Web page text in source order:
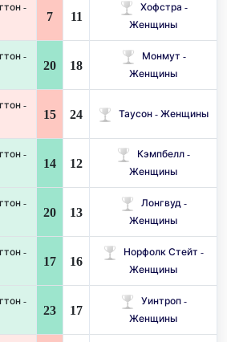
-
7 11
Хофстра -
Женщины
-
20 18
Монмут -
Женщины
-
15 24 Таусон - Женщины
-
14 12
Кэмпбелл -
Женщины
-
20 13
Лонгвуд -
Женщины
-
17 16
Норфолк Стейт -
Женщины
-
23 17
Уинтроп -
Женщины